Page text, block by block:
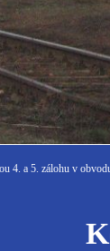
4. a 5. zálohu v